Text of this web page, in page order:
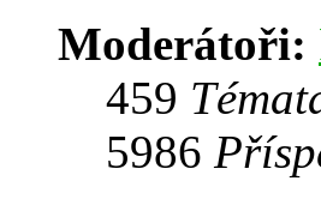
Moderátoři:
459
5986